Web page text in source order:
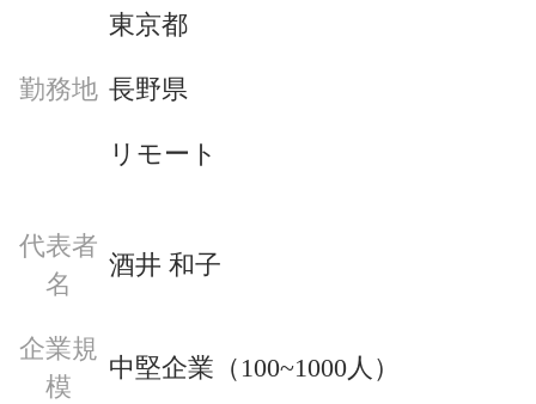
勤務地
東京都
長野県
リモート
代表者
名
酒井 和子
企業規
模
中堅企業（100~1000人）